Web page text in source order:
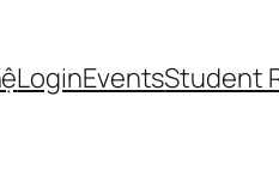
LoginEventsStudent